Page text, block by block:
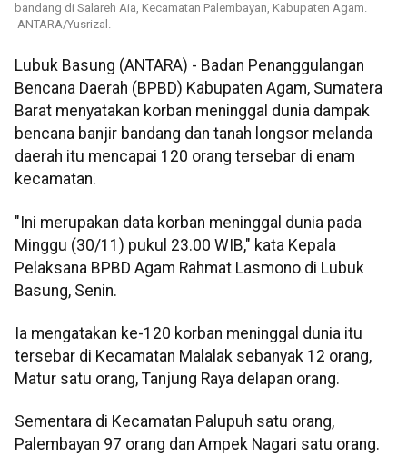
bandang di Salareh Aia, Kecamatan Palembayan, Kabupaten Agam.
ANTARA/Yusrizal.
Lubuk Basung (ANTARA) - Badan Penanggulangan
Bencana Daerah (BPBD) Kabupaten Agam, Sumatera
Barat menyatakan korban meninggal dunia dampak
bencana banjir bandang dan tanah longsor melanda
daerah itu mencapai 120 orang tersebar di enam
kecamatan.
"Ini merupakan data korban meninggal dunia pada
Minggu (30/11) pukul 23.00 WIB," kata Kepala
Pelaksana BPBD Agam Rahmat Lasmono di Lubuk
Basung, Senin.
Ia mengatakan ke-120 korban meninggal dunia itu
tersebar di Kecamatan Malalak sebanyak 12 orang,
Matur satu orang, Tanjung Raya delapan orang.
Sementara di Kecamatan Palupuh satu orang,
Palembayan 97 orang dan Ampek Nagari satu orang.